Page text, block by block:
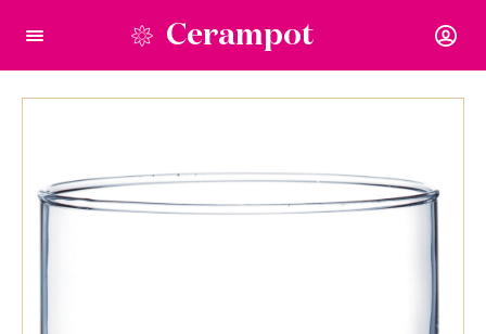
Cerampot